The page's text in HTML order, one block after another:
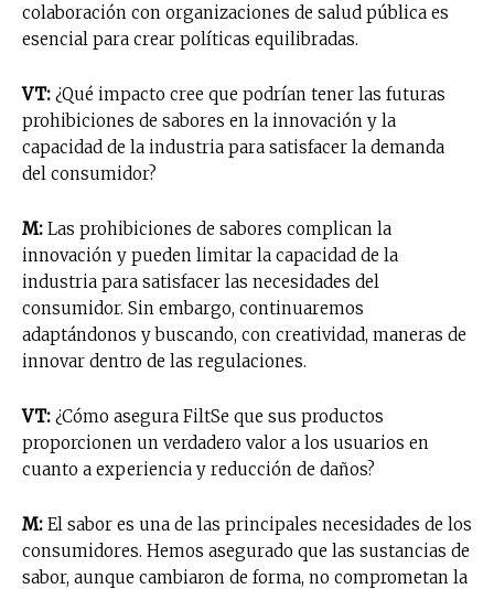
colaboración con organizaciones de salud pública es
esencial para crear políticas equilibradas.
VT: ¿Qué impacto cree que podrían tener las futuras
prohibiciones de sabores en la innovación y la
capacidad de la industria para satisfacer la demanda
del consumidor?
M: Las prohibiciones de sabores complican la
innovación y pueden limitar la capacidad de la
industria para satisfacer las necesidades del
consumidor. Sin embargo, continuaremos
adaptándonos y buscando, con creatividad, maneras de
innovar dentro de las regulaciones.
VT: ¿Cómo asegura FiltSe que sus productos
proporcionen un verdadero valor a los usuarios en
cuanto a experiencia y reducción de daños?
M: El sabor es una de las principales necesidades de los
consumidores. Hemos asegurado que las sustancias de
sabor, aunque cambiaron de forma, no comprometan la